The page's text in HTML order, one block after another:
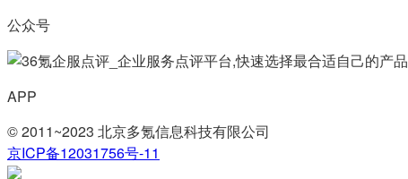
公众号
APP
© 2011~2023 北京多氪信息科技有限公司
京ICP备12031756号-11